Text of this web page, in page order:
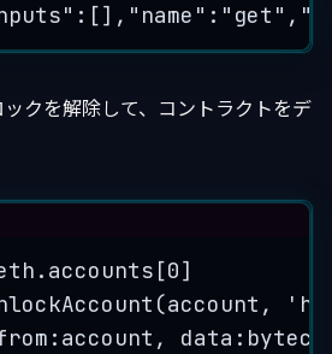
" :[], " name " : " get " , "
クを解除して、コントラクトをデ
account, '